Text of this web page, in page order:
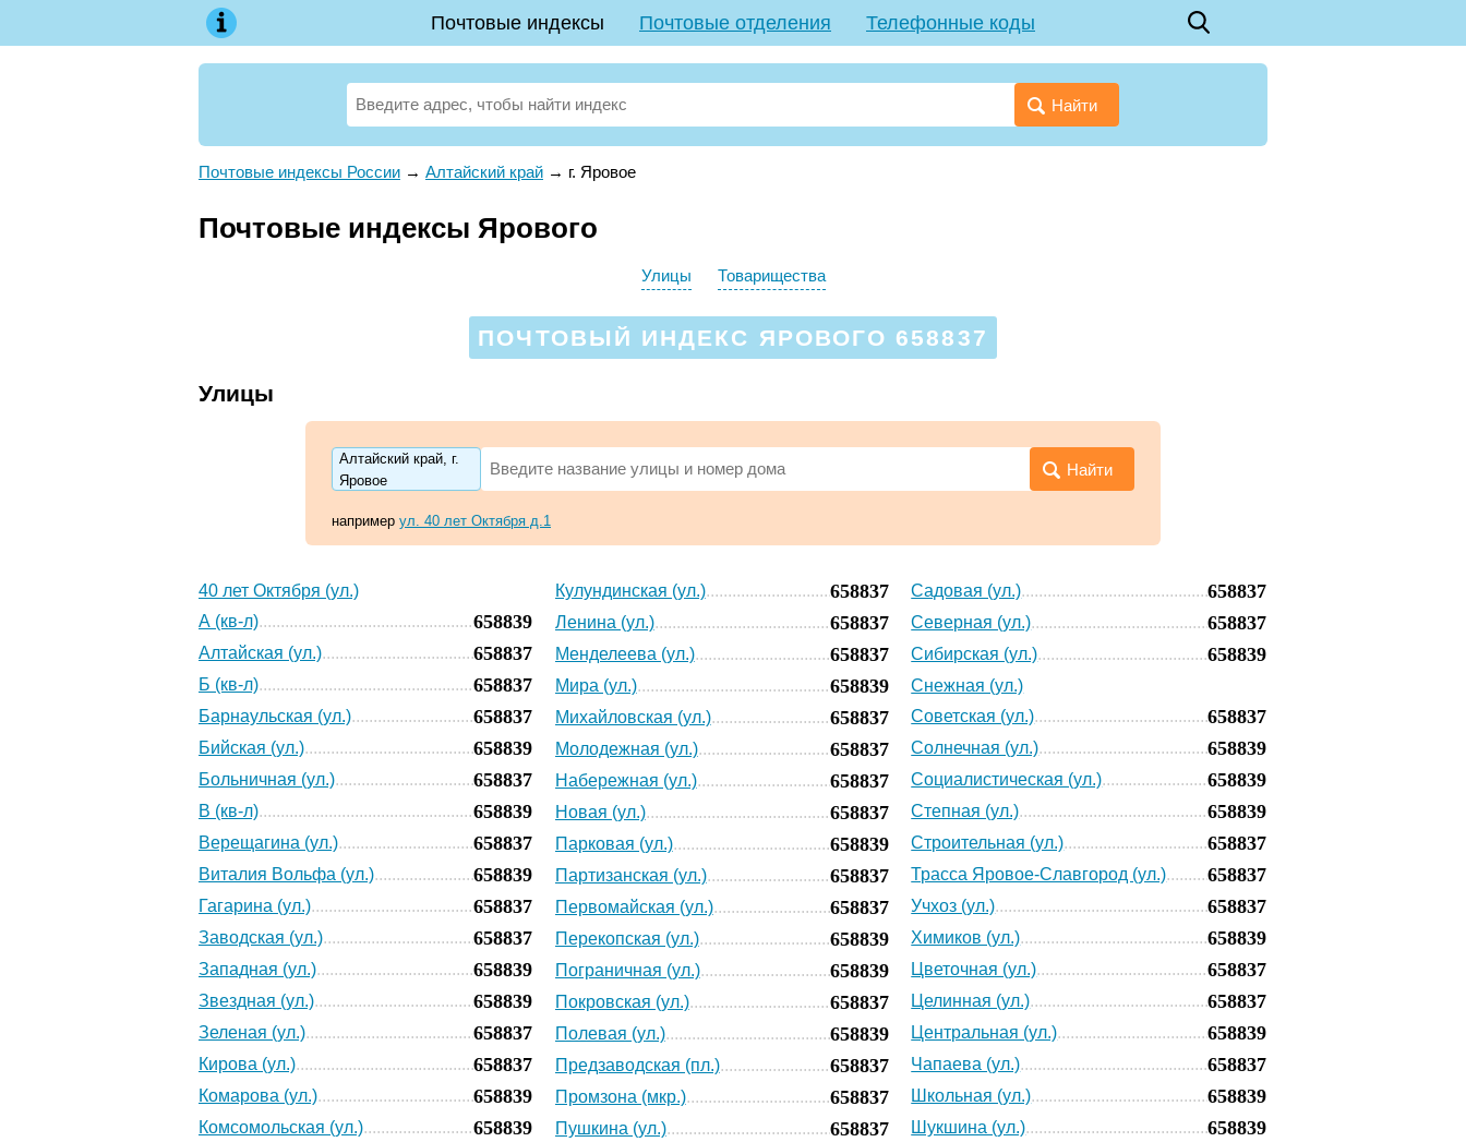
Почтовые индексы Почтовые отделения Телефонные коды
Найти
Почтовые индексы России → Алтайский край → г. Яровое
Почтовые индексы Ярового
Улицы Товарищества
ПОЧТОВЫЙ ИНДЕКС ЯРОВОГО 658837
Улицы
Алтайский край, г.
Яровое
Найти
например ул. 40 лет Октября д.1
40 лет Октября (ул.)
А (кв-л)
658839
Алтайская (ул.) 658837
Б (кв-л) 658837
Барнаульская (ул.) 658837
Бийская (ул.) 658839
Больничная (ул.) 658837
В (кв-л) 658839
Верещагина (ул.) 658837
Виталия Вольфа (ул.) 658839
Гагарина (ул.) 658837
Заводская (ул.) 658837
Западная (ул.) 658839
Звездная (ул.) 658839
Зеленая (ул.) 658837
Кирова (ул.) 658837
Комарова (ул.) 658839
Комсомольская (ул.) 658839
Кулундинская (ул.) 658837
Ленина (ул.) 658837
Менделеева (ул.) 658837
Мира (ул.) 658839
Михайловская (ул.) 658837
Молодежная (ул.) 658837
Набережная (ул.) 658837
Новая (ул.) 658837
Парковая (ул.) 658839
Партизанская (ул.) 658837
Первомайская (ул.) 658837
Перекопская (ул.) 658839
Пограничная (ул.) 658839
Покровская (ул.) 658837
Полевая (ул.) 658839
Предзаводская (пл.) 658837
Промзона (мкр.) 658837
Пушкина (ул.) 658837
Садовая (ул.) 658837
Северная (ул.) 658837
Сибирская (ул.) 658839
Снежная (ул.)
Советская (ул.)
658837
Солнечная (ул.) 658839
Социалистическая (ул.) 658839
Степная (ул.) 658839
Строительная (ул.) 658837
Трасса Яровое-Славгород (ул.) 658837
Учхоз (ул.) 658837
Химиков (ул.) 658839
Цветочная (ул.) 658837
Целинная (ул.) 658837
Центральная (ул.) 658839
Чапаева (ул.) 658837
Школьная (ул.) 658839
Шукшина (ул.) 658839